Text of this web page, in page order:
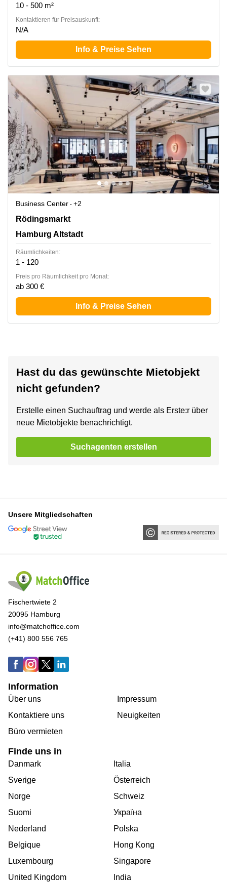
10 - 500 m²
Kontaktieren für Preisauskunft:
N/A
Info & Preise Sehen
Business Center
+2
Rödingsmarkt 9, Hamburg Altstadt
Rödingsmarkt
Hamburg Altstadt
Räumlichkeiten:
1 - 120
Preis pro Räumlichkeit pro Monat:
ab 300 €
Info & Preise Sehen
Hast du das gewünschte Mietobjekt
nicht gefunden?
Erstelle einen Suchauftrag und werde als Erste:r über
neue Mietobjekte benachrichtigt.
Suchagenten erstellen
Unsere Mitgliedschaften
Fischertwiete 2
20095 Hamburg
info@matchoffice.com
(+41) 800 556 765
Information
Über uns
Kontaktiere uns
Büro vermieten
Impressum
Neuigkeiten
Finde uns in
Danmark
Sverige
Norge
Suomi
Nederland
Belgique
Luxembourg
United Kingdom
Italia
Österreich
Schweiz
Україна
Polska
Hong Kong
Singapore
India